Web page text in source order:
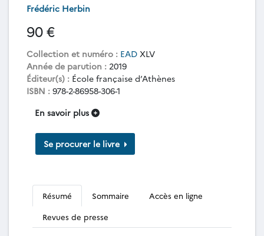
Frédéric Herbin
90 €
Collection et numéro : EAD XLV
Année de parution : 2019
Éditeur(s) : École française d’Athènes
ISBN : 978-2-86958-306-1
En savoir plus
Se procurer le livre
Résumé Sommaire
Accès en ligne
Revues de presse